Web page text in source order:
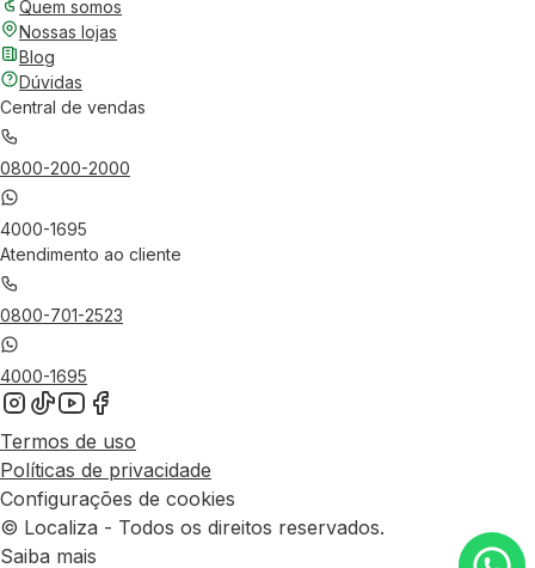
Quem somos
Nossas lojas
Blog
Dúvidas
Central de vendas
0800-200-2000
4000-1695
Atendimento ao cliente
0800-701-2523
4000-1695
Termos de uso
Políticas de privacidade
Configurações de cookies
© Localiza - Todos os direitos reservados.
Saiba mais